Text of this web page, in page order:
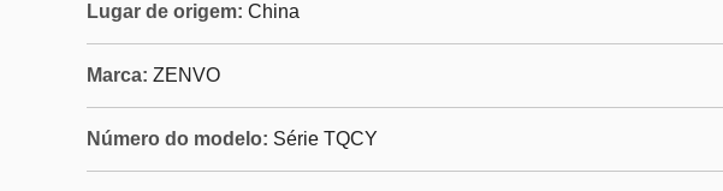
Lugar de origem: China
Marca: ZENVO
Número do modelo: Série TQCY